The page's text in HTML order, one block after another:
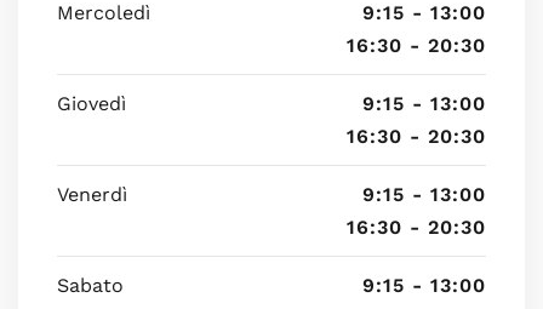
Mercoledì
9:15 - 13:00
16:30 - 20:30
Giovedì
9:15 - 13:00
16:30 - 20:30
Venerdì
9:15 - 13:00
16:30 - 20:30
Sabato 9:15 - 13:00